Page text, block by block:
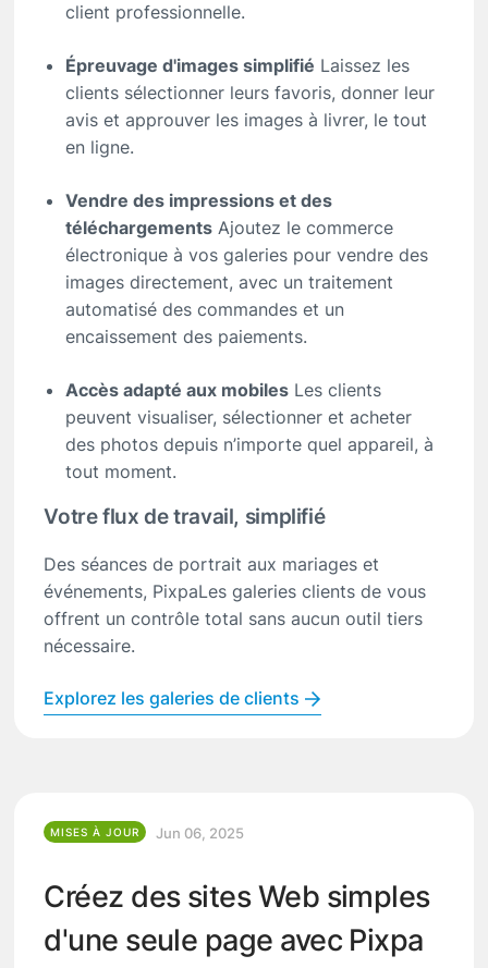
client professionnelle.
Épreuvage d'images simplifié Laissez les
clients sélectionner leurs favoris, donner leur
avis et approuver les images à livrer, le tout
en ligne.
Vendre des impressions et des
téléchargements Ajoutez le commerce
électronique à vos galeries pour vendre des
images directement, avec un traitement
automatisé des commandes et un
encaissement des paiements.
Accès adapté aux mobiles Les clients
peuvent visualiser, sélectionner et acheter
des photos depuis n’importe quel appareil, à
tout moment.
Votre flux de travail, simplifié
Des séances de portrait aux mariages et
événements, PixpaLes galeries clients de vous
offrent un contrôle total sans aucun outil tiers
nécessaire.
Explorez les galeries de clients
MISES À JOUR Jun 06, 2025
Créez des sites Web simples
d'une seule page avec Pixpa